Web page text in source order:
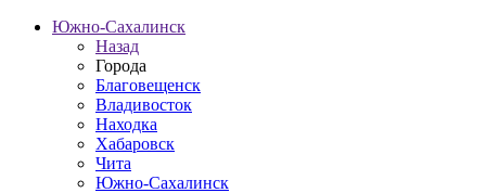
Южно-Сахалинск
Назад
Города
Благовещенск
Владивосток
Находка
Хабаровск
Чита
Южно-Сахалинск